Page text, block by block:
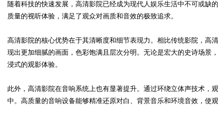
随着科技的快速发展，高清影院已经成为现代人娱乐生活中不可或缺
质量的视听体验，满足了观众对画质和音效的极致追求。
高清影院的核心优势在于其清晰度和细节表现力。相比传统影院，高
现出更加细腻的画面，色彩饱满且层次分明。无论是宏大的史诗场景
浸式的观影体验。
此外，高清影院在音响系统上也有显著提升。通过环绕立体声技术，
中。高质量的音响设备能够精准还原对白、背景音乐和环境音效，使